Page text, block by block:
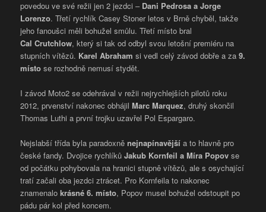
povedou ve své režii jen 2 jezdci – Dani Pedrosa a Jorge
Lorenzo. Třetí rychlík Casey Stoner letos v Brně chyběl, takže
jeho fanoušci měli bohužel smůlu. Třetí místo bral
Cal Crutchlow, který si tak od odbyl svou letošní premiéru na
stupních vítězů. Karel Abraham si vedl celý závod dobře a za9.
místo se rozhodně nemusí stydět.
I závod Moto2 se odehrával v režii nejrychlejších pilotů roku
2012, prvenství nakonec obhájilMarc Marquez, druhý skončil
Thomas Luthi a první trojku uzavřel Pol Espargaro.
Nejslabší třída byla paradoxněnejnapínavější a to hlavně pro
české fandy. Dvojice rychlíkůJakub Kornfeil a Míra Popov se
od počátku pohybovala na hranici stupně vítězů, ale s osychající
tratí začali oba jezdci ztrácet. Pro Kornfeila to nakonec
znamenalokrásné 6. místo, Popov musel bohužel odstoupit po
pádu pár kol před koncem.